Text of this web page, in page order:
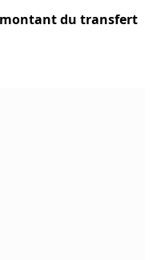
montant du transfert